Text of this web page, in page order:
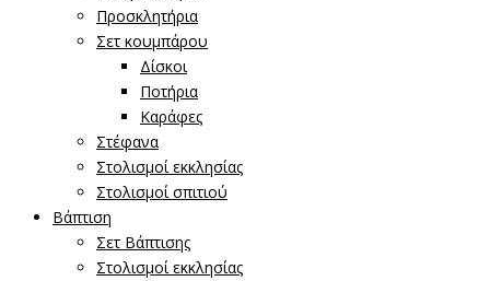
Προσκλητήρια
Σετ κουμπάρου
Δίσκοι
Ποτήρια
Καράφες
Στέφανα
Στολισμοί εκκλησίας
Στολισμοί σπιτιού
Βάπτιση
Σετ Βάπτισης
Στολισμοί εκκλησίας